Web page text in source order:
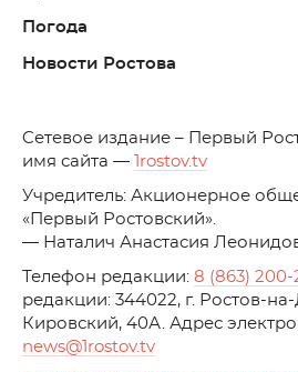
Погода
Новости Ростова
Cетевое издание – Первый
имя сайта —
1rostov.tv
Учредитель: Акционерное
«Первый Ростовский».
— Наталич Анастасия
Телефон редакции: 8 (863) 200-
редакции: 344022, г. Ростов-
Кировский, 40А. Адрес
news@1rostov.tv